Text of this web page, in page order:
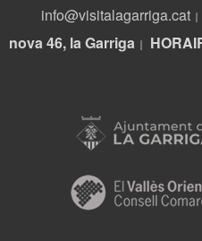
info@visitalagarriga.cat
nova 46, la Garriga
HORA